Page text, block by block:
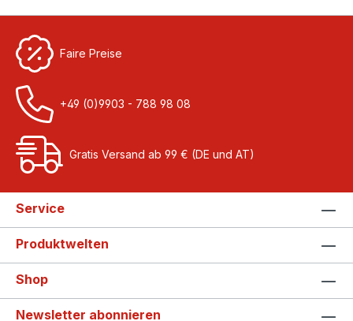
Faire Preise
+49 (0)9903 - 788 98 08
Gratis Versand ab 99 € (DE und AT)
Service
Produktwelten
Shop
Newsletter abonnieren